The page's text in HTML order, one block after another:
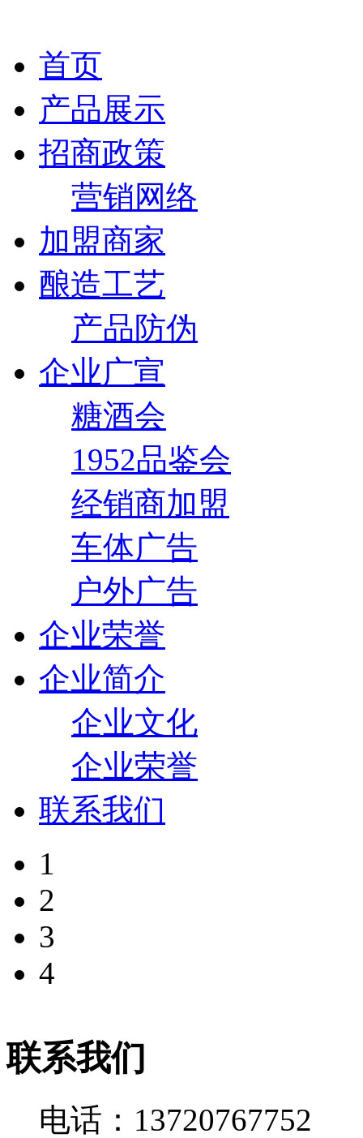
首页
产品展示
招商政策
营销网络
加盟商家
酿造工艺
产品防伪
企业广宣
糖酒会
1952品鉴会
经销商加盟
车体广告
户外广告
企业荣誉
企业简介
企业文化
企业荣誉
联系我们
1
2
3
4
联系我们
电话：13720767752